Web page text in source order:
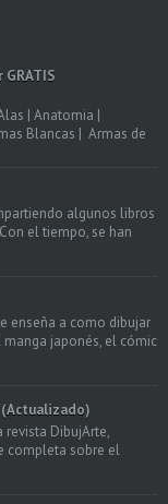
| Anatomia |
Blancas | Armas de
algunos libros
el tiempo, se han
enseña a como dibujar
japonés, el cómic
(Actualizado)
revista DibujArte,
completa sobre el